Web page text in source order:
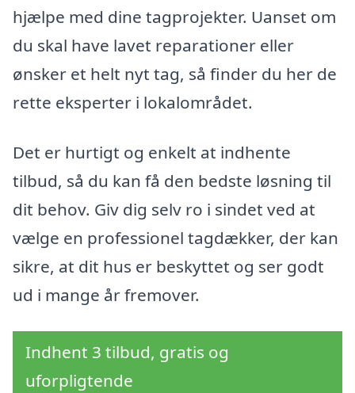
hjælpe med dine tagprojekter. Uanset om
du skal have lavet reparationer eller
ønsker et helt nyt tag, så finder du her de
rette eksperter i lokalområdet.
Det er hurtigt og enkelt at indhente
tilbud, så du kan få den bedste løsning til
dit behov. Giv dig selv ro i sindet ved at
vælge en professionel tagdækker, der kan
sikre, at dit hus er beskyttet og ser godt
ud i mange år fremover.
Indhent 3 tilbud, gratis og
uforpligtende